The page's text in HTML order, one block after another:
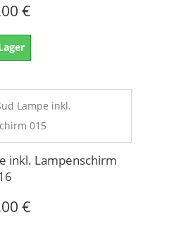
€
inkl. Lampenschirm
€